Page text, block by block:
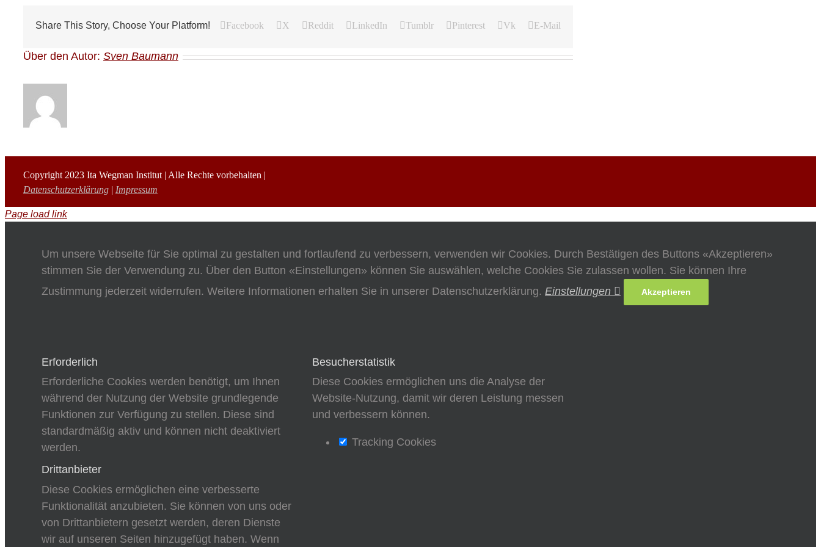
Share This Story, Choose Your Platform! Facebook X Reddit LinkedIn Tumblr Pinterest Vk E-Mail
Über den Autor: Sven Baumann
Copyright 2023 Ita Wegman Institut | Alle Rechte vorbehalten |
Datenschutzerklärung | Impressum
Page load link
Um unsere Webseite für Sie optimal zu gestalten und fortlaufend zu verbessern, verwenden wir Cookies. Durch Bestätigen des Buttons «Akzeptieren»
stimmen Sie der Verwendung zu. Über den Button «Einstellungen» können Sie auswählen, welche Cookies Sie zulassen wollen. Sie können Ihre
Zustimmung jederzeit widerrufen. Weitere Informationen erhalten Sie in unserer Datenschutzerklärung. Einstellungen Akzeptieren
Erforderlich
Erforderliche Cookies werden benötigt, um Ihnen
während der Nutzung der Website grundlegende
Funktionen zur Verfügung zu stellen. Diese sind
standardmäßig aktiv und können nicht deaktiviert
werden.
Besucherstatistik
Diese Cookies ermöglichen uns die Analyse der
Website-Nutzung, damit wir deren Leistung messen
und verbessern können.
Tracking Cookies
Drittanbieter
Diese Cookies ermöglichen eine verbesserte
Funktionalität anzubieten. Sie können von uns oder
von Drittanbietern gesetzt werden, deren Dienste
wir auf unseren Seiten hinzugefügt haben. Wenn